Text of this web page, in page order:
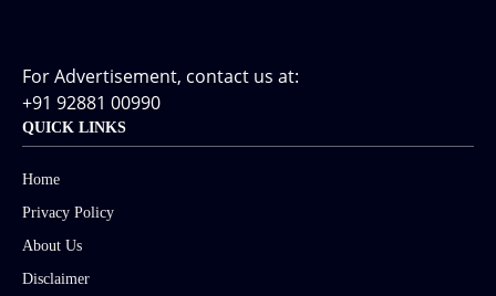
For Advertisement, contact us at:
+91 92881 00990
QUICK LINKS
Home
Privacy Policy
About Us
Disclaimer